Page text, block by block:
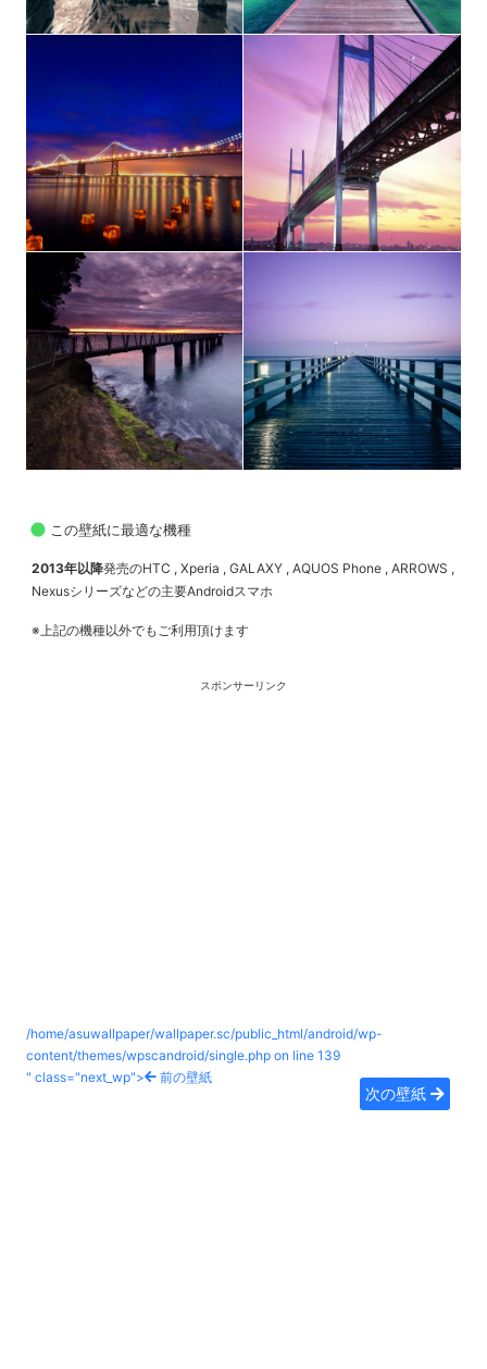
この壁紙に最適な機種
2013年以降発売のHTC , Xperia , GALAXY , AQUOS Phone , ARROWS ,
Nexusシリーズなどの主要Androidスマホ
※上記の機種以外でもご利用頂けます
スポンサーリンク
/home/asuwallpaper/wallpaper.sc/public_html/android/wp-
content/themes/wpscandroid/single.php on line 139
" class="next_wp">
前の壁紙
次の壁紙